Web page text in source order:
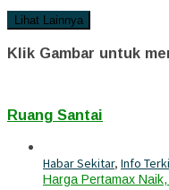
Lihat Lainnya
Klik Gambar untuk
Ruang Santai
Habar Sekitar, Info
Harga Pertamax